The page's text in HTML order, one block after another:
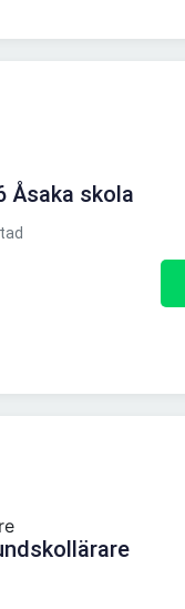
Åsaka skola